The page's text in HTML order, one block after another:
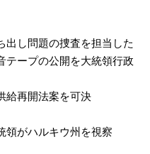
出し問題の捜査を担当した
テープの公開を大統領行政
給再開法案を可決
領がハルキウ州を視察